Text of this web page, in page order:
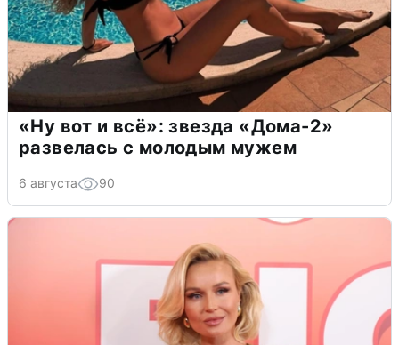
«Ну вот и всё»: звезда «Дома-2»
развелась с молодым мужем
6 августа 90